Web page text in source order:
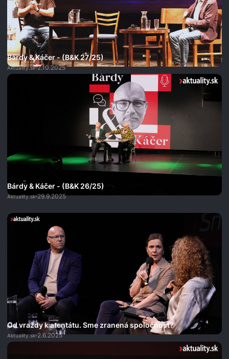
Bárdy & Káčer - (B&K 27/25)
Aktuality.sk 2.10.2025
Bárdy & Káčer - (B&K 26/25)
Aktuality.sk 29.9.2025
Od vraždy k atentátu. Sme zranená spoločnosť?
Aktuality.sk 2.6.2025